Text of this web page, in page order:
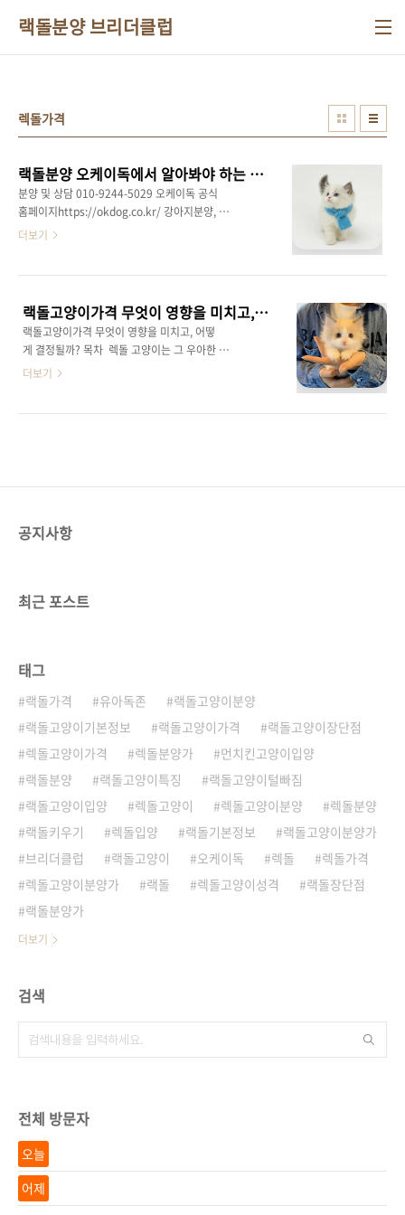
랙돌분양 브리더클럽
렉돌가격
랙돌분양 오케이독에서 알아봐야 하는 이유
분양 및 상담 010-9244-5029 오케이독 공식
홈페이지https://okdog.co.kr/ 강아지분양, 고
양이분양 오케이독강아지분양,애견분양,애견샵,
분양,스피츠분양,페okdog.co.kr 랙돌분양, 오
케이독에서 만나보세요 랙돌 고양이는 그 독특
한 외모와 온순한 성격으로 많은 사람들에게 사
랑받고 있는 고양이에요.이 고양이는 큰 몸집과
부드러운 털을 자랑하며, 사람을 매우 좋아하는
차분한 성격 덕분에 가정에서 반려동물로서 아
더보기
랙돌고양이가격 무엇이 영향을 미치고, 어떻게 결정될까?
랙돌고양이가격 무엇이 영향을 미치고, 어떻
게 결정될까? 목차 렉돌 고양이는 그 우아한 외
모와 온화한 성격으로 많은 반려동물 애호가들
돌 고양이 가격은 여러 요소에 따라 달라집니다.
회(TICA)나 CFA에서 인정..
더보기
공지사항
최근 포스트
태그
랙돌가격 유아독존
랙돌고양이분양
랙돌고양이기본정보
랙돌고양이가격
랙돌고양이장단점
렉돌고양이가격
렉돌분양가
먼치킨고양이입양
랙돌분양
랙돌고양이특징
랙돌고양이털빠짐
랙돌고양이입양
렉돌고양이 렉돌고양이분양
렉돌분양
랙돌키우기
렉돌입양 랙돌기본정보
랙돌고양이분양가
브리더클럽
랙돌고양이 오케이독 렉돌
렉돌가격
렉돌고양이분양가
랙돌 렉돌고양이성격
랙돌장단점
랙돌분양가
더보기
검색
전체 방문자
오늘
어제